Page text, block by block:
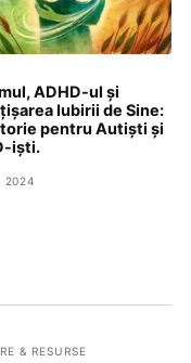
ADHD-ul și
Iubirii de Sine:
pentru Autiști și
iști.
2024
& RESURSE